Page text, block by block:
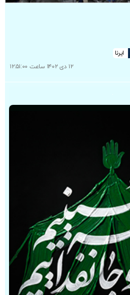
ایرنا
۱۲ دی ۱۴۰۲ ساعت ۱۲:۵۱:۰۰